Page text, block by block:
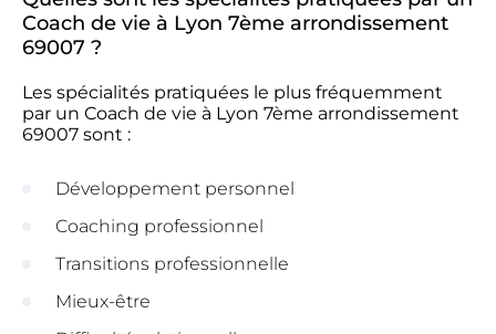
Coach de vie à Lyon 7ème arrondissement
69007 ?
Les spécialités pratiquées le plus fréquemment
par un Coach de vie à Lyon 7ème arrondissement
69007 sont :
Développement personnel
Coaching professionnel
Transitions professionnelle
Mieux-être